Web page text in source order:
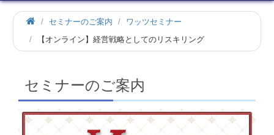
ホ
ー
セミナーのご案内
ワッツセミナー
【オンライン】経営戦略としてのリスキリング
セミナーのご案内